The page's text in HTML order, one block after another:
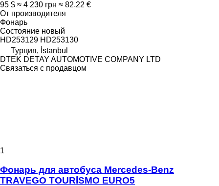
95 $ ≈ 4 230 грн ≈ 82,22 €
От производителя
Фонарь
Состояние новый
HD253129 HD253130
Турция, İstanbul
DTEK DETAY AUTOMOTIVE COMPANY LTD
Связаться с продавцом
1
Фонарь для автобуса Mercedes-Benz
TRAVEGO TOURİSMO EURO5